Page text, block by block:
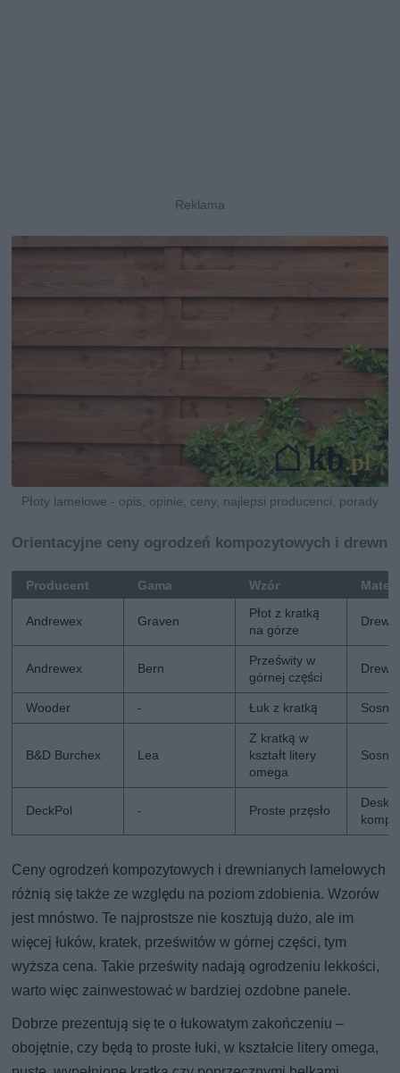
Płoty lamelowe - opis, opinie, ceny, najlepsi producenci, porady
Orientacyjne ceny ogrodzeń kompozytowych i
Producent Gama Wzór
Andrewex Graven
Płot z kratką
na górze
Andrewex Bern
Prześwity w
górnej części
Wooder - Łuk z kratką Sosna
B&D Burchex Lea
Z kratką w
kształt litery
omega
Sosna
DeckPol - Proste przęsło
Deska
Ceny ogrodzeń kompozytowych i drewnianych lamelowych
różnią się także ze względu na poziom zdobienia. Wzorów
jest mnóstwo. Te najprostsze nie kosztują dużo, ale im
więcej łuków, kratek, prześwitów w górnej części, tym
wyższa cena. Takie prześwity nadają ogrodzeniu lekkości,
warto więc zainwestować w bardziej ozdobne panele.
Dobrze prezentują się te o łukowatym zakończeniu –
obojętnie, czy będą to proste łuki, w kształcie litery omega,